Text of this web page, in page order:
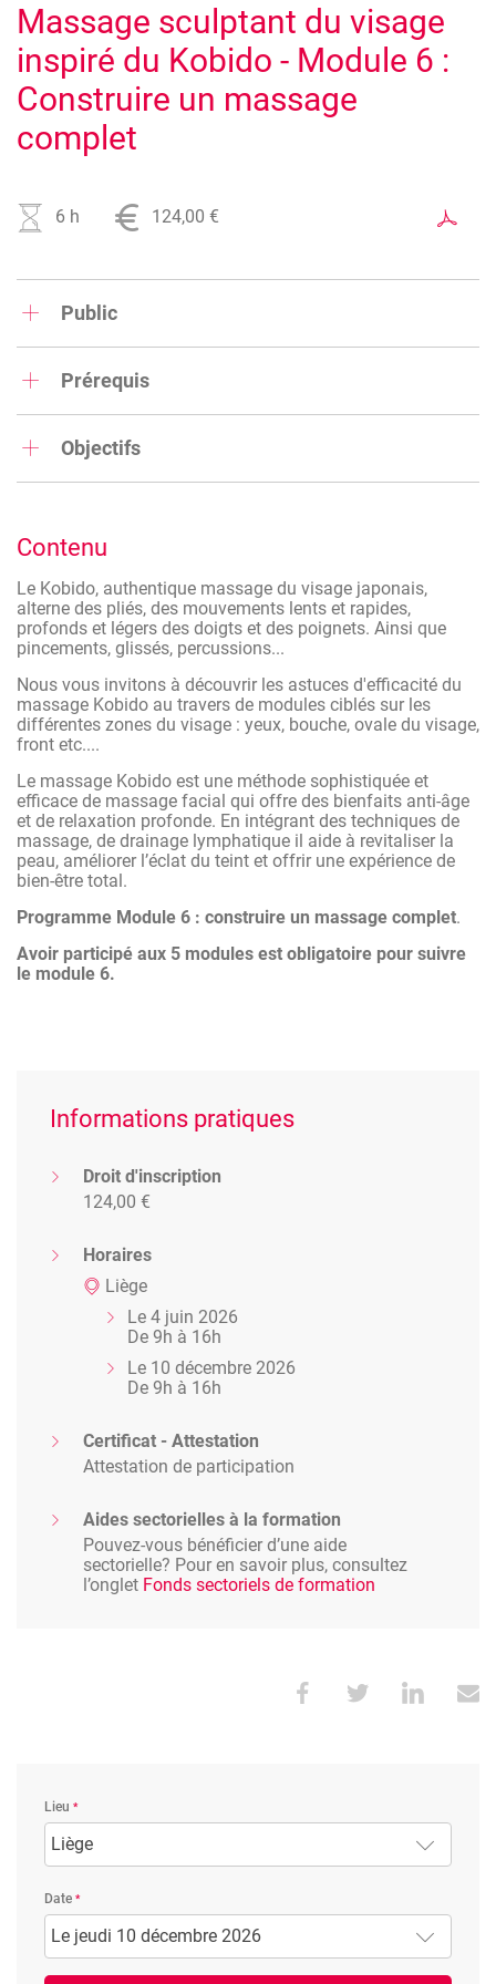
Massage sculptant du visage
inspiré du Kobido - Module 6 :
Construire un massage
complet
6 h 124,00 €
Public
infirmières, personnes travaillant dans la relation d'aide à
autrui.
Prérequis
le module 6.
Objectifs
pincements, glissés, percussions...
Nous vous invitons à découvrir les astuces d'efficacité du
massage Kobido au travers de modules ciblés sur les
différentes zones du visage : yeux, bouche, ovale du visage,
front etc....
Le massage Kobido est une méthode sophistiquée et
efficace de massage facial qui offre des bienfaits anti-âge
et de relaxation profonde. En intégrant des techniques de
massage, de drainage lymphatique il aide à revitaliser la
bien-être total.
Contenu
Le Kobido, authentique massage du visage japonais,
alterne des pliés, des mouvements lents et rapides,
profonds et légers des doigts et des poignets. Ainsi que
pincements, glissés, percussions...
Nous vous invitons à découvrir les astuces d'efficacité du
massage Kobido au travers de modules ciblés sur les
différentes zones du visage : yeux, bouche, ovale du visage,
front etc....
Le massage Kobido est une méthode sophistiquée et
efficace de massage facial qui offre des bienfaits anti-âge
et de relaxation profonde. En intégrant des techniques de
massage, de drainage lymphatique il aide à revitaliser la
peau, améliorer l’éclat du teint et offrir une expérience de
bien-être total.
Programme Module 6 : construire un massage complet.
Avoir participé aux 5 modules est obligatoire pour suivre
le module 6.
Informations pratiques
Droit d'inscription
124,00 €
Horaires
Liège
Le 4 juin 2026
De 9h à 16h
Le 10 décembre 2026
De 9h à 16h
Certificat - Attestation
Attestation de participation
Aides sectorielles à la formation
Pouvez-vous bénéficier d’une aide
sectorielle? Pour en savoir plus, consultez
l’onglet Fonds sectoriels de formation
Lieu
Liège
Date
Le jeudi 10 décembre 2026